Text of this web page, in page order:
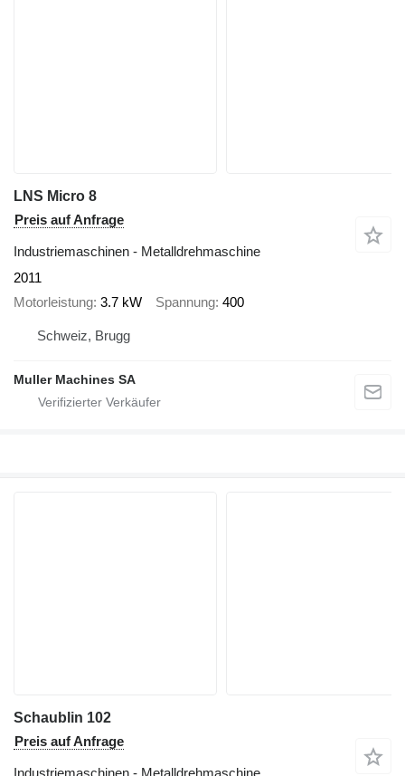
LNS Micro 8
Preis auf Anfrage
Industriemaschinen - Metalldrehmaschine
2011
Motorleistung 3.7 kW Spannung 400
Schweiz, Brugg
Muller Machines SA
Schaublin 102
Preis auf Anfrage